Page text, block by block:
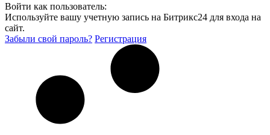
Войти как пользователь:
Используйте вашу учетную запись на Битрикс24 для входа на
сайт.
Забыли свой пароль? Регистрация